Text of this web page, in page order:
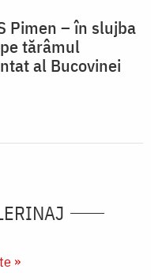
Pimen – în slujba
tărâmul
al Bucovinei
»